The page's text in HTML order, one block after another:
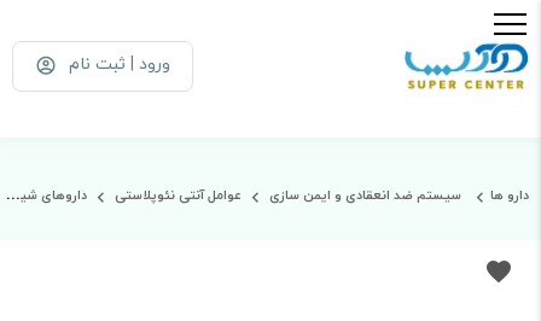
ورود | ثبت نام
دارو ها سیستم ضد انعقادی و ایمن سازی عوامل آنتی نئوپلاستی داروهای شیمیایی